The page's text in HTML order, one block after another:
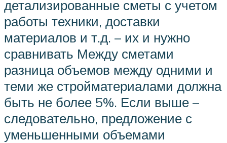
детализированные сметы с учетом
работы техники, доставки
материалов и т.д. – их и нужно
сравнивать Между сметами
разница объемов между одними и
теми же стройматериалами должна
быть не более 5%. Если выше –
следовательно, предложение с
уменьшенными объемами